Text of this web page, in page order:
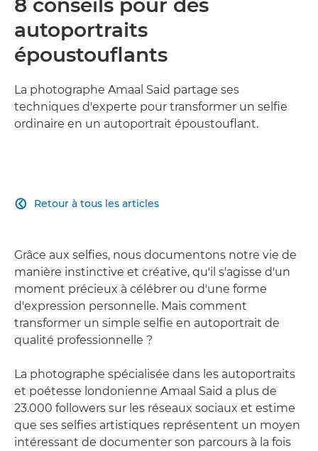
8 conseils pour des
autoportraits
époustouflants
La photographe Amaal Said partage ses
techniques d'experte pour transformer un selfie
ordinaire en un autoportrait époustouflant.
Retour à tous les articles

Grâce aux selfies, nous documentons notre vie de
manière instinctive et créative, qu'il s'agisse d'un
moment précieux à célébrer ou d'une forme
d'expression personnelle. Mais comment
transformer un simple selfie en autoportrait de
qualité professionnelle ?
La photographe spécialisée dans les autoportraits
et poétesse londonienne Amaal Said a plus de
23.000 followers sur les réseaux sociaux et estime
que ses selfies artistiques représentent un moyen
intéressant de documenter son parcours à la fois